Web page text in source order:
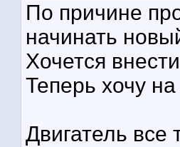
По причине
начинать
Хочется
Теперь хочу
Двигатель все